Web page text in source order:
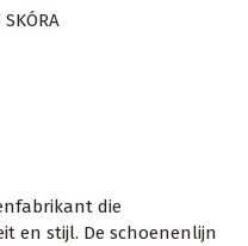
die
en stijl. De schoenenlijn